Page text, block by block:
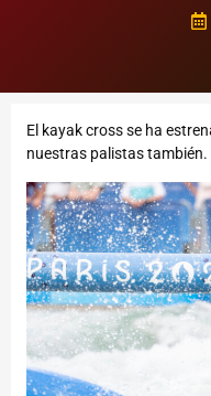
El kayak cross se ha
nuestras palistas también.